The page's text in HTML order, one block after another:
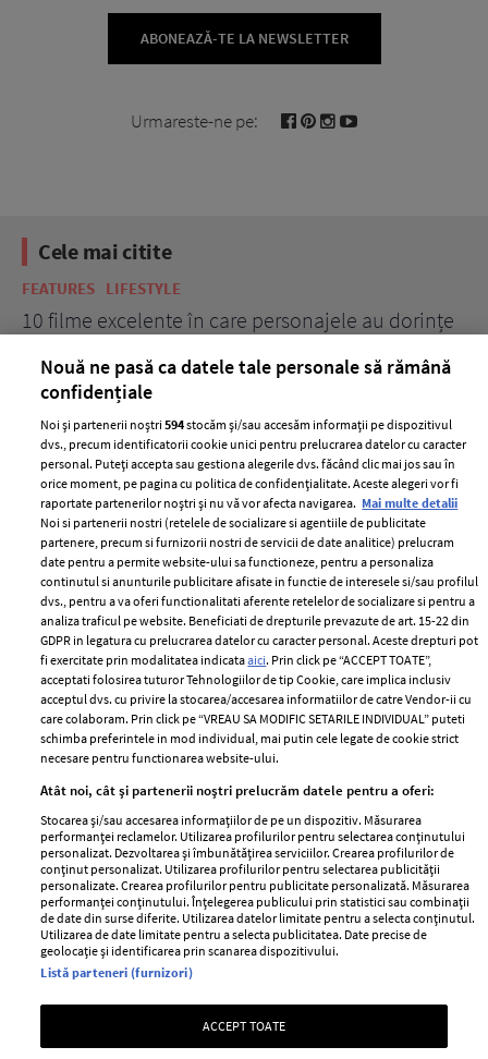
ABONEAZĂ-TE LA NEWSLETTER
Urmareste-ne pe:
Cele mai citite
BEAUTY BEAUTY TIPS
7 uleiuri care stimulează creșterea rapidă a
ELLE Style Awards
2024
Despre ELLE
Romania
Contact
Abonamente
Termeni si conditii
Politica de
confidențialitate
Politica de cookies
Publicitate
GSP
Unica
Baby
Retete
femei
Viva
Avantaje
Retete practice
Pariază responsabil! Decizia ONJN nr. 821/25.09.2025.
Jocurile de noroc sunt interzise minorilor.
Nouă ne pasă ca datele tale personale să rămână
confidențiale
Noi și partenerii noștri594stocăm și/sau accesăm informații pe dispozitivul
dvs., precum identificatorii cookie unici pentru prelucrarea datelor cu caracter
personal. Puteți accepta sau gestiona alegerile dvs. făcând clic mai jos sau în
orice moment, pe pagina cu politica de confidențialitate. Aceste alegeri vor fi
raportate partenerilor noștri și nu vă vor afecta navigarea. Mai multe detalii
Noi si partenerii nostri (retelele de socializare si agentiile de publicitate
partenere, precum si furnizorii nostri de servicii de date analitice) prelucram
date pentru a permite website-ului sa functioneze, pentru a personaliza
continutul si anunturile publicitare afisate in functie de interesele si/sau profilul
dvs., pentru a va oferi functionalitati aferente retelelor de socializare si pentru a
analiza traficul pe website. Beneficiati de drepturile prevazute de art. 15-22 din
GDPR in legatura cu prelucrarea datelor cu caracter personal. Aceste drepturi pot
fi exercitate prin modalitatea indicataaici. Prin click pe “ACCEPT TOATE”,
acceptati folosirea tuturor Tehnologiilor de tip Cookie, care implica inclusiv
acceptul dvs. cu privire la stocarea/accesarea informatiilor de catre Vendor-ii cu
care colaboram. Prin click pe “VREAU SA MODIFIC SETARILE INDIVIDUAL” puteti
schimba preferintele in mod individual, mai putin cele legate de cookie strict
necesare pentru functionarea website-ului.
Atât noi, cât și partenerii noștri prelucrăm datele pentru a oferi:
Stocarea și/sau accesarea informațiilor de pe un dispozitiv. Măsurarea
performanței reclamelor. Utilizarea profilurilor pentru selectarea conținutului
personalizat. Dezvoltarea și îmbunătățirea serviciilor. Crearea profilurilor de
conținut personalizat. Utilizarea profilurilor pentru selectarea publicității
personalizate. Crearea profilurilor pentru publicitate personalizată. Măsurarea
performanței conținutului. Înțelegerea publicului prin statistici sau combinații
de date din surse diferite. Utilizarea datelor limitate pentru a selecta conținutul.
Utilizarea de date limitate pentru a selecta publicitatea. Date precise de
geolocație și identificarea prin scanarea dispozitivului.
Listă parteneri (furnizori)
ACCEPT TOATE